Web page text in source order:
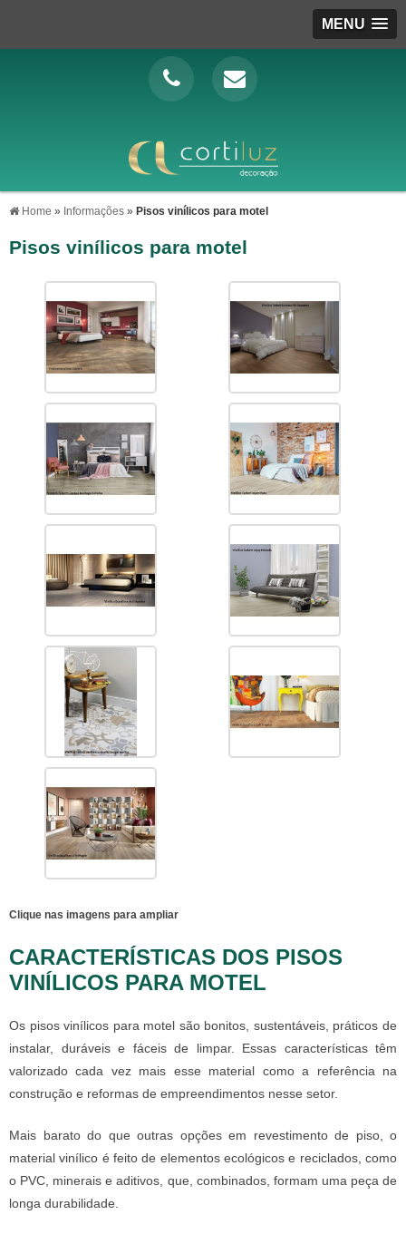
MENU
Home » Informações » Pisos vinílicos para motel
Pisos vinílicos para motel
Clique nas imagens para ampliar
CARACTERÍSTICAS DOS PISOS
VINÍLICOS PARA MOTEL
Os pisos vinílicos para motel são bonitos, sustentáveis, práticos de
instalar, duráveis e fáceis de limpar. Essas características têm
valorizado cada vez mais esse material como a referência na
construção e reformas de empreendimentos nesse setor.
Mais barato do que outras opções em revestimento de piso, o
material vinílico é feito de elementos ecológicos e reciclados, como
o PVC, minerais e aditivos, que, combinados, formam uma peça de
longa durabilidade.